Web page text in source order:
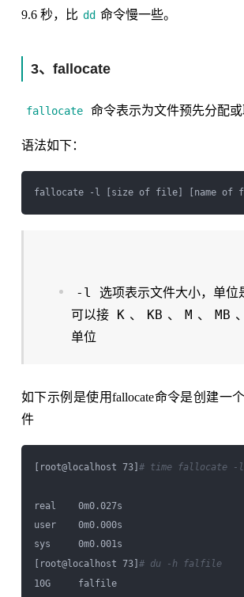
9.6 秒，比 dd 命令慢一些。
3、fallocate
fallocate 命令表示为文件预先分配或
语法如下：
-l
选项表示文件大小，单位
可以接
K 、 KB 、 M 、 MB 、
单位
如下示例是使用fallocate命令是创建一个
件
[root@localhost 73] # time fallocate -
real    0m0.027s
user    0m0.000s
sys     0m0.001s
[root@localhost 73] # du -h falfile
10G     falfile